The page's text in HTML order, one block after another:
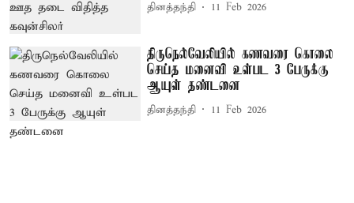
தினத்தந்தி 11 Feb 2026
திருநெல்வேலியில் கணவரை கொலை
செய்த மனைவி உள்பட 3 பேருக்கு
ஆயுள் தண்டனை
தினத்தந்தி 11 Feb 2026